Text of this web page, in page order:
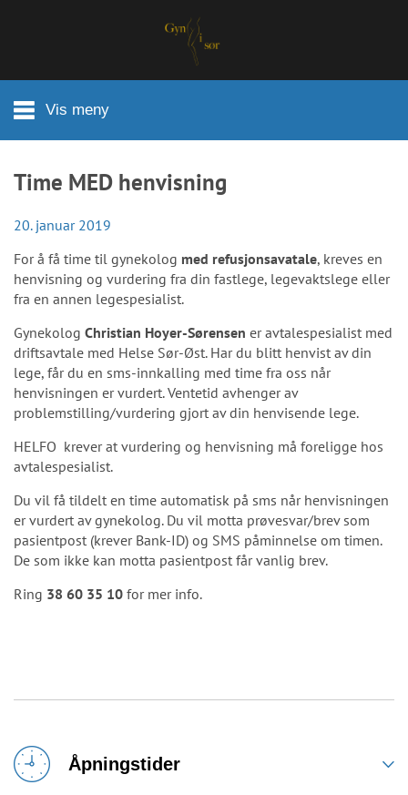
Vis meny
Åpningstider
Time MED henvisning
20. januar 2019
For å få time til gynekolog med refusjonsavatale, kreves en
henvisning og vurdering fra din fastlege, legevaktslege eller
fra en annen legespesialist.
Gynekolog Christian Hoyer-Sørensen er avtalespesialist med
driftsavtale med Helse Sør-Øst. Har du blitt henvist av din
lege, får du en sms-innkalling med time fra oss når
henvisningen er vurdert. Ventetid avhenger av
problemstilling/vurdering gjort av din henvisende lege.
HELFO krever at vurdering og henvisning må foreligge hos
avtalespesialist.
Du vil få tildelt en time automatisk på sms når henvisningen
er vurdert av gynekolog. Du vil motta prøvesvar/brev som
pasientpost (krever Bank-ID) og SMS påminnelse om timen.
De som ikke kan motta pasientpost får vanlig brev.
Ring 38 60 35 10 for mer info.